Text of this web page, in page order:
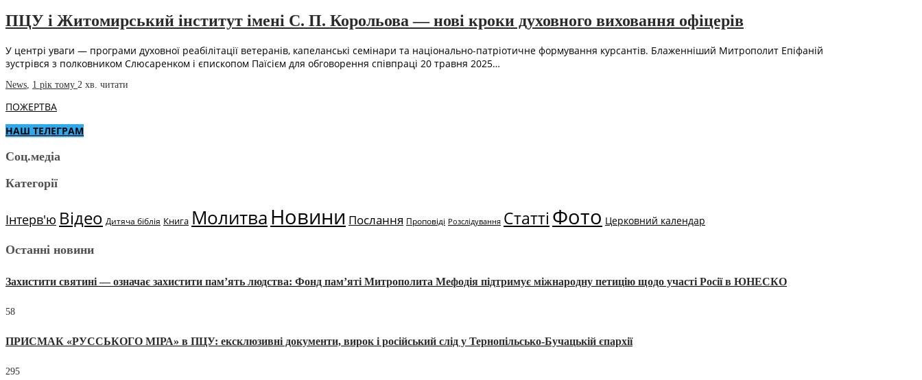
ПЦУ і Житомирський інститут імені С. П. Корольова — нові кроки духовного виховання офіцерів
У центрі уваги — програми духовної реабілітації ветеранів, капеланські семінари та національно-патріотичне формування курсантів. Блаженніший Митрополит Епіфаній
зустрівся з полковником Слюсаренком і єпископом Паїсієм для обговорення співпраці 20 травня 2025…
News, 1 рік тому 2 хв. читати
ПОЖЕРТВА
НАШ ТЕЛЕГРАМ
Соц.медіа
Категорії
Інтерв'ю Відео Дитяча біблія Книга МолитваНовини Послання Проповіді Розслідування Статті Фото Церковний календар
Останні новини
Захистити святині — означає захистити пам’ять людства: Фонд пам’яті Митрополита Мефодія підтримує міжнародну петицію щодо участі Росії в ЮНЕСКО
58
ПРИСМАК «РУССЬКОГО МІРА» в ПЦУ: ексклюзивні документи, вирок і російський слід у Тернопільсько-Бучацькій єпархії
295